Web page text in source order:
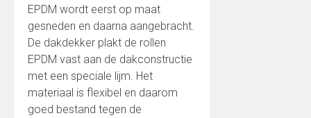
EPDM wordt eerst op maat
gesneden en daarna aangebracht.
De dakdekker plakt de rollen
EPDM vast aan de dakconstructie
met een speciale lijm. Het
materiaal is flexibel en daarom
goed bestand tegen de